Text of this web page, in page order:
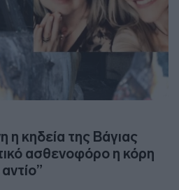
η κηδεία της Βάγιας
ασθενοφόρο η κόρη